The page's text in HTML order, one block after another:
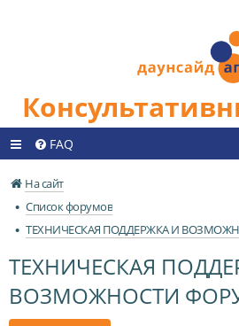
FAQ
На сайт
Список форумов
ТЕХНИЧЕСКАЯ ПОДДЕРЖКА И
ТЕХНИЧЕСКАЯ
ВОЗМОЖНОСТИ